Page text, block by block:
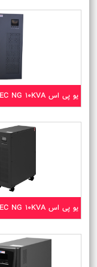
یو پی اس PEC NG 10KVA
یو پی اس PEC NG 10KVA